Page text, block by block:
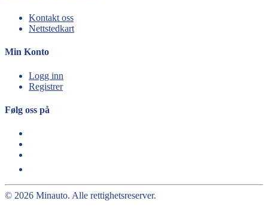
Kontakt oss
Nettstedkart
Min Konto
Logg inn
Registrer
Følg oss på
© 2026 Minauto. Alle rettighetsreserver.